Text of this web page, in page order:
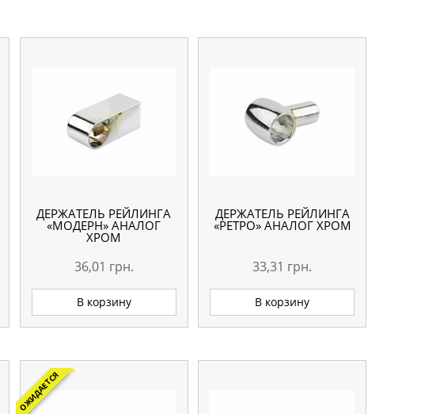
ДЕРЖАТЕЛЬ РЕЙЛИНГА
«МОДЕРН» АНАЛОГ
ХРОМ
36,01 грн.
В корзину
ДЕРЖАТЕЛЬ РЕЙЛИНГА
«РЕТРО» АНАЛОГ ХРОМ
33,31 грн.
В корзину
ОЖИДАЕТСЯ